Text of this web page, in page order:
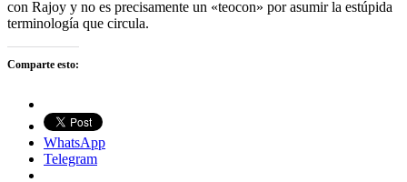
con Rajoy y no es precisamente un «teocon» por asumir la estúpida
terminología que circula.
Comparte esto:
WhatsApp
Telegram